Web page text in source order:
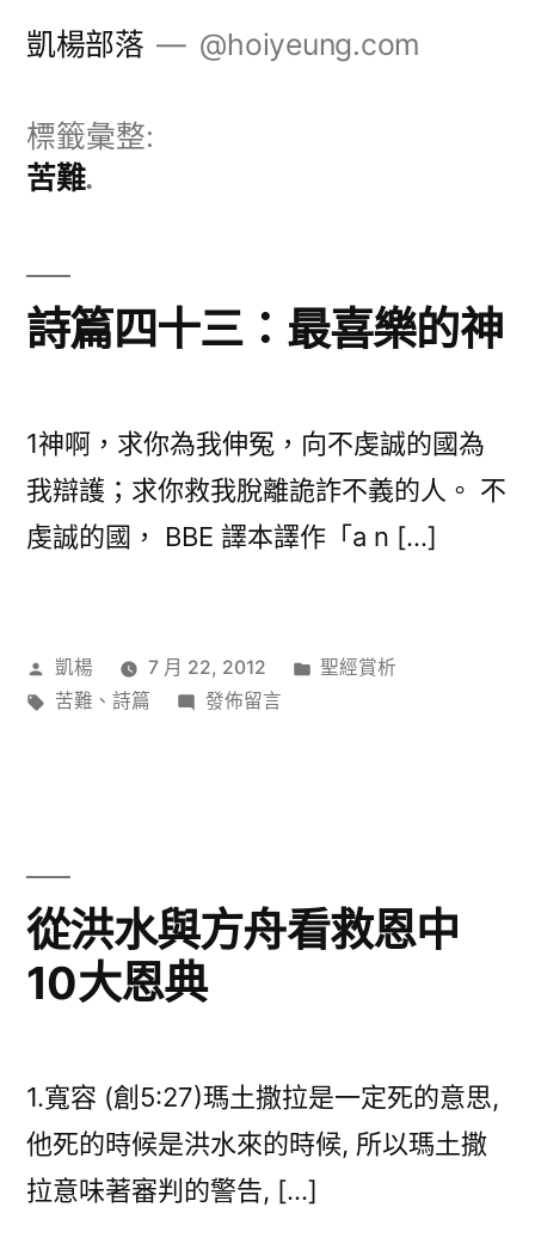
凱楊部落 @hoiyeung.com
標籤彙整:
苦難
詩篇四十三：最喜樂的神
1神啊，求你為我伸冤，向不虔誠的國為
我辯護；求你救我脫離詭詐不義的人。 不
虔誠的國， BBE 譯本譯作「a n […]
作
者:
凱楊 7 月 22, 2012
分
聖經賞析
標
苦難 、 詩篇
在
最
喜
樂
的
發佈留言
從洪水與方舟看救恩中
10大恩典
1.寬容 (創5:27)瑪土撒拉是一定死的意思,
他死的時候是洪水來的時候, 所以瑪土撒
拉意味著審判的警告, […]